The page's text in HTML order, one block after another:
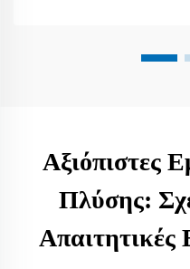
Αξιόπιστες
Πλύσης:
Απαιτητικές